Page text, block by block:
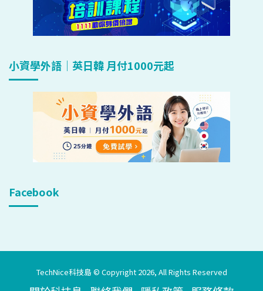
小資學外語｜英日韓 月付1000元起
Facebook
TechNice科技島 © Copyright 2026, All Rights Reserved